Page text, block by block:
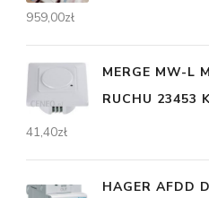
959,00zł
MERGE MW-L
RUCHU 23453
41,40zł
HAGER AFDD